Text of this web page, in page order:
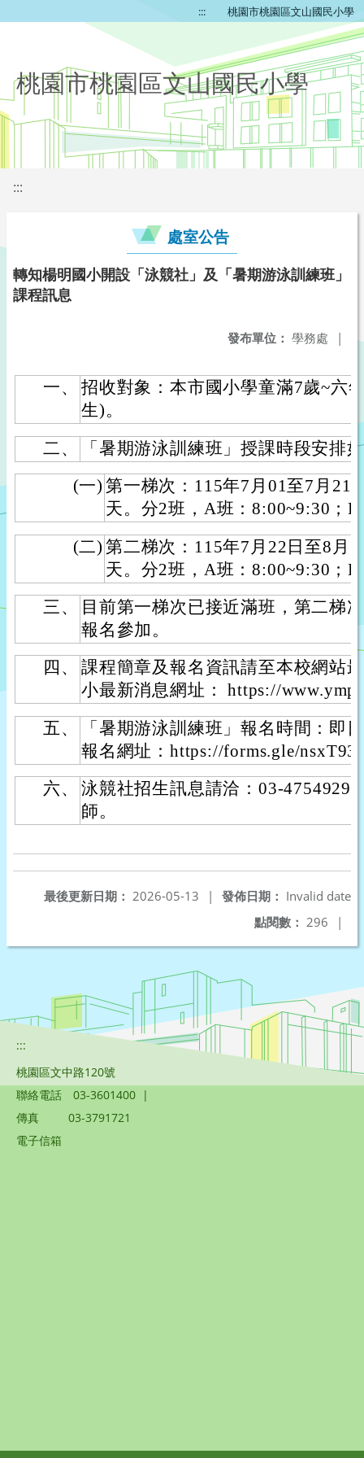
::: 桃園市桃園區文山國民小學
桃園市桃園區文山國民小學
:::
處室公告
轉知楊明國小開設「泳競社」及「暑期游泳訓練班」
課程訊息
發布單位： 學務處 |
一、
招收對象：本市國小學童滿7歲~六
生)。
二、
「暑期游泳訓練班」授課時段安排
(一) 第一梯次：115年7月01至7月21
天。分2班，A班：8:00~9:30；
(二) 第二梯次：115年7月22日至8月
天。分2班，A班：8:00~9:30；
三、
目前第一梯次已接近滿班，第二梯
報名參加。
四、
課程簡章及報名資訊請至本校網站
小最新消息網址： https://
五、
「暑期游泳訓練班」報名時間：即
報名網址：https://forms.gle/
六、
泳競社招生訊息請洽：03-
師。
發佈日期： Invalid date
最後更新日期： 2026-05-13
|
點閱數： 296 |
:::
桃園區文中路120號
聯絡電話
03-3601400 |
傳真
03-3791721
電子信箱